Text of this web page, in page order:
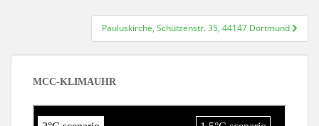
BeitragsnavigationPauluskirche, Schützenstr. 35, 44147 Dortmund
MCC-KLIMAUHR